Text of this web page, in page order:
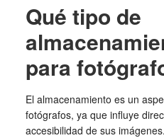
Qué tipo de
para
El almacenamiento es un
fotógrafos, ya que influye
accesibilidad de sus